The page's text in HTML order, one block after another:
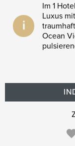
i
Im 1
Luxus
Ocean